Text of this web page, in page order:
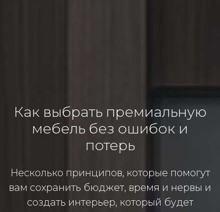
Как выбрать премиальную
мебель без ошибок и
потерь
Несколько принципов, которые помогут
вам сохранить бюджет, время и нервы и
создать интерьер, который будет